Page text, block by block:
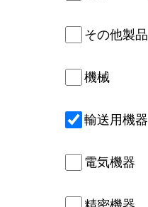
その他製品
機械
輸送用機器
電気機器